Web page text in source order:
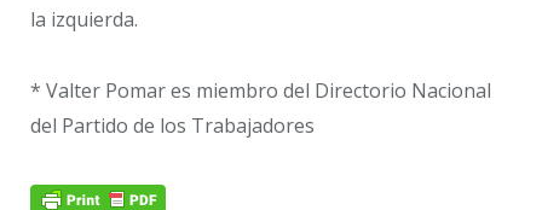
la izquierda.
* Valter Pomar es miembro del Directorio Nacional
del Partido de los Trabajadores